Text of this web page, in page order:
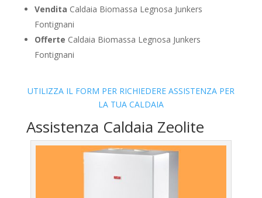
Vendita Caldaia Biomassa Legnosa Junkers
Fontignani
Offerte Caldaia Biomassa Legnosa Junkers
Fontignani
UTILIZZA IL FORM PER RICHIEDERE ASSISTENZA PER
LA TUA CALDAIA
Assistenza Caldaia Zeolite